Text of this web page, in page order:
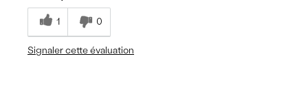
1 0
Signaler cette évaluation